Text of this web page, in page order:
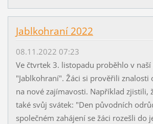
Jablkohraní 2022
08.11.2022 07:23
Ve čtvrtek 3. listopadu proběhlo v
"Jablkohraní". Žáci si prověřili znalosti
na nové zajímavosti. Například zjistili,
také svůj svátek: "Den původních
společném zahájení se žáci rozešli do